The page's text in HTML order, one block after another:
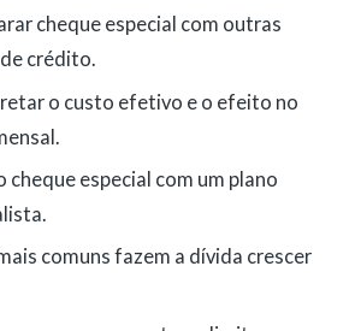
cheque especial com outras
crédito.
o custo efetivo e o efeito no
cheque especial com um plano
comuns fazem a dívida crescer